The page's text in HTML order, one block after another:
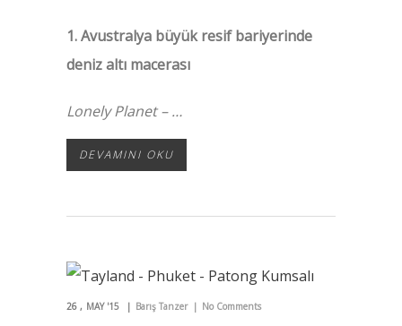
1. Avustralya büyük resif bariyerinde
deniz altı macerası
Lonely Planet – …
DEVAMINI OKU
26 MAY '15 Barış Tanzer No Comments